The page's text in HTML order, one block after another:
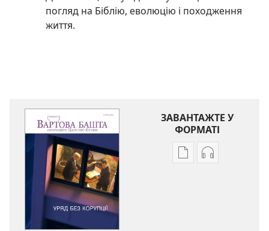
погляд на Біблію, еволюцію і походження
життя.
ЗАВАНТАЖТЕ У
ФОРМАТІ
ПараметриПараметри